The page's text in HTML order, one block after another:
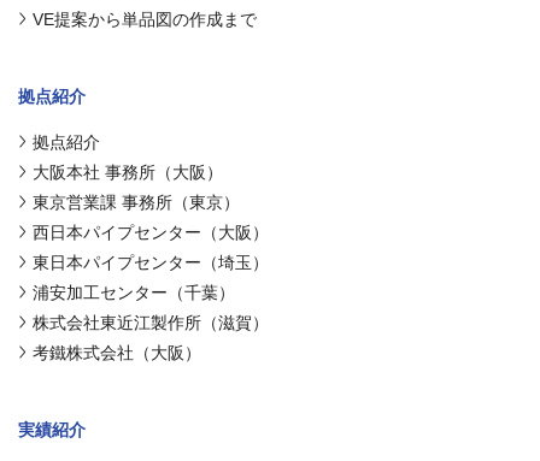
VE提案から単品図の作成まで
拠点紹介
拠点紹介
大阪本社 事務所（大阪）
東京営業課 事務所（東京）
西日本パイプセンター（大阪）
東日本パイプセンター（埼玉）
浦安加工センター（千葉）
株式会社東近江製作所（滋賀）
考鐵株式会社（大阪）
実績紹介